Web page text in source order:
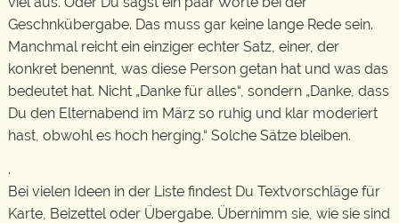
Geschnkübergabe. Das muss gar keine lange Rede sein.
Manchmal reicht ein einziger echter Satz, einer, der
konkret benennt, was diese Person getan hat und was das
bedeutet hat. Nicht „Danke für alles“, sondern „Danke, dass
Du den Elternabend im März so ruhig und klar moderiert
hast, obwohl es hoch herging.“ Solche Sätze bleiben.
.
Bei vielen Ideen in der Liste findest Du Textvorschläge für
Karte, Beizettel oder Übergabe. Übernimm sie, wie sie sind